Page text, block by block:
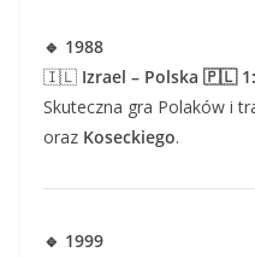
🔹 1988
🇮🇱 Izrael – Polska 🇵🇱
Skuteczna gra Polaków i
oraz Koseckiego.
🔹 1999